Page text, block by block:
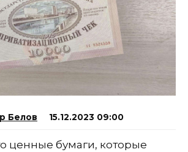
Белов 15.12.2023 09:00
ценные бумаги, которые